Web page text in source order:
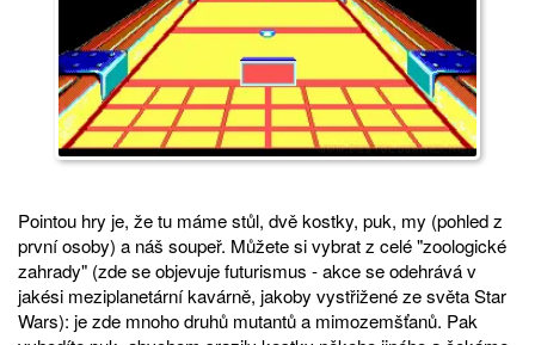
Pointou hry je, že tu máme stůl, dvě kostky, puk, my (pohled z
první osoby) a náš soupeř. Můžete si vybrat z celé "zoologické
zahrady" (zde se objevuje futurismus - akce se odehrává v
jakési meziplanetární kavárně, jakoby vystřižené ze světa Star
Wars): je zde mnoho druhů mutantů a mimozemšťanů. Pak